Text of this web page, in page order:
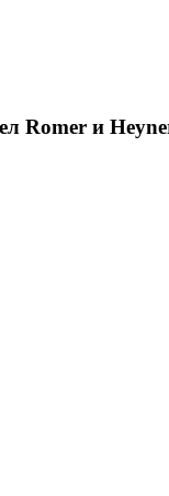
Romer и